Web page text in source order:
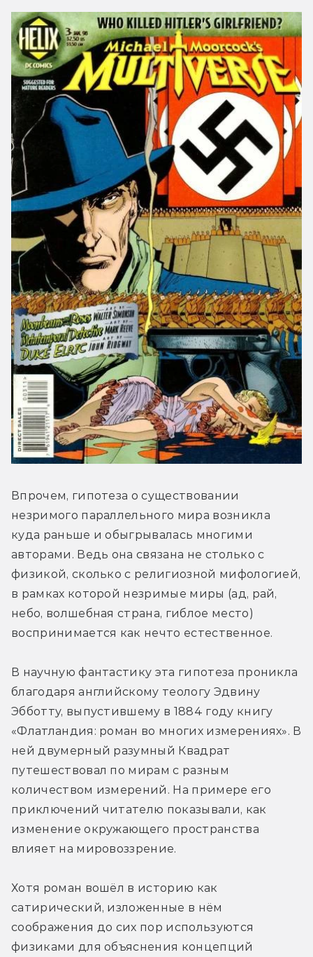
Впрочем, гипотеза о существовании
незримого параллельного мира возникла
куда раньше и обыгрывалась многими
авторами. Ведь она связана не столько с
физикой, сколько с религиозной мифологией,
в рамках которой незримые миры (ад, рай,
небо, волшебная страна, гиблое место)
воспринимается как нечто естественное.
В научную фантастику эта гипотеза проникла
благодаря английскому теологу Эдвину
Эбботту, выпустившему в 1884 году книгу
«Флатландия: роман во многих измерениях». В
ней двумерный разумный Квадрат
путешествовал по мирам с разным
количеством измерений. На примере его
приключений читателю показывали, как
изменение окружающего пространства
влияет на мировоззрение.
Хотя роман вошёл в историю как
сатирический, изложенные в нём
соображения до сих пор используются
физиками для объяснения концепций